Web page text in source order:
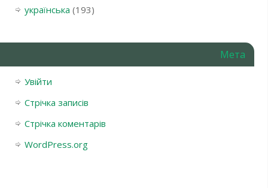
українська (193)
Мета
Увійти
Стрічка записів
Стрічка коментарів
WordPress.org